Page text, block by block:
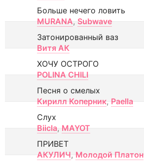
Больше нечего ловить
MURANA, Subwave
Затонированный ваз
Витя АК
ХОЧУ ОСТРОГО
POLINA CHILI
Песня о смелых
Кирилл Коперник, Paella
Слух
Biicla, MAYOT
ПРИВЕТ
АКУЛИЧ, Молодой Платон